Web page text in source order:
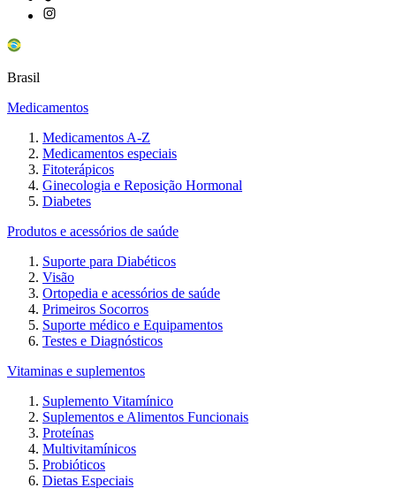
Brasil
Medicamentos
Medicamentos A-Z
Medicamentos especiais
Fitoterápicos
Ginecologia e Reposição Hormonal
Diabetes
Produtos e acessórios de saúde
Suporte para Diabéticos
Visão
Ortopedia e acessórios de saúde
Primeiros Socorros
Suporte médico e Equipamentos
Testes e Diagnósticos
Vitaminas e suplementos
Suplemento Vitamínico
Suplementos e Alimentos Funcionais
Proteínas
Multivitamínicos
Probióticos
Dietas Especiais